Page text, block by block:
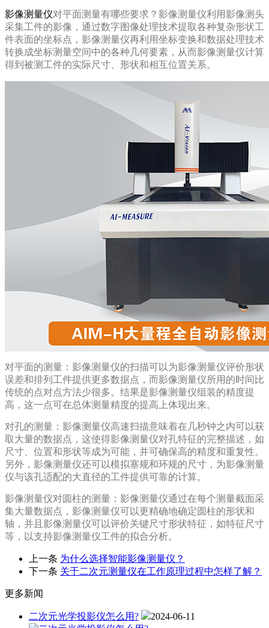
影像测量仪对平面测量有哪些要求？影像测量仪利用影像测头
采集工件的影像，通过数字图像处理技术提取各种复杂形状工
件表面的坐标点，影像测量仪再利用坐标变换和数据处理技术
转换成坐标测量空间中的各种几何要素，从而影像测量仪计算
得到被测工件的实际尺寸、形状和相互位置关系。
对平面的测量：影像测量仪的扫描可以为影像测量仪评价形状
误差和排列工件提供更多数据点，而影像测量仪所用的时间比
传统的点对点方法少很多。结果是影像测量仪组装的精度提
高，这一点可在总体测量精度的提高上体现出来。
对孔的测量：影像测量仪高速扫描意味着在几秒钟之内可以获
取大量的数据点，这使得影像测量仪对孔特征的完整描述，如
尺寸、位置和形状等成为可能，并可确保高的精度和重复性。
另外，影像测量仪还可以模拟塞规和环规的尺寸，为影像测量
仪与该孔适配的大直径的工件提供可靠的计算。
影像测量仪对圆柱的测量：影像测量仪通过在每个测量截面采
集大量数据点，影像测量仪可以更精确地确定圆柱的形状和
轴，并且影像测量仪可以评价关键尺寸形状特征，如特征尺寸
等，以支持影像测量仪工件的拟合分析。
上一条 为什么选择智能影像测量仪？
下一条 关于二次元测量仪在工作原理过程中怎样了解？
更多新闻
二次元光学投影仪怎么用? 2024-06-11